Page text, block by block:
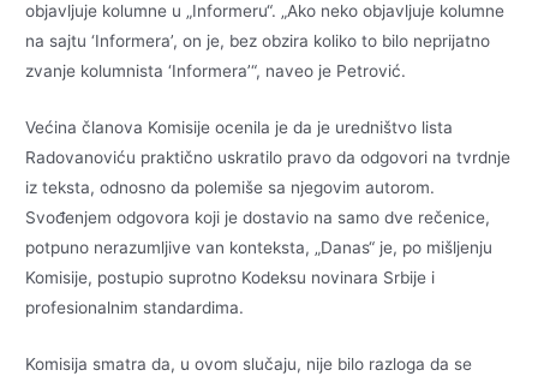
objavljuje kolumne u „Informeru“. „Ako neko objavljuje kolumne
na sajtu ‘Informera’, on je, bez obzira koliko to bilo neprijatno
zvanje kolumnista ‘Informera’“, naveo je Petrović.
Većina članova Komisije ocenila je da je uredništvo lista
Radovanoviću praktično uskratilo pravo da odgovori na tvrdnje
iz teksta, odnosno da polemiše sa njegovim autorom.
Svođenjem odgovora koji je dostavio na samo dve rečenice,
potpuno nerazumljive van konteksta, „Danas“ je, po mišljenju
Komisije, postupio suprotno Kodeksu novinara Srbije i
profesionalnim standardima.
Komisija smatra da, u ovom slučaju, nije bilo razloga da se